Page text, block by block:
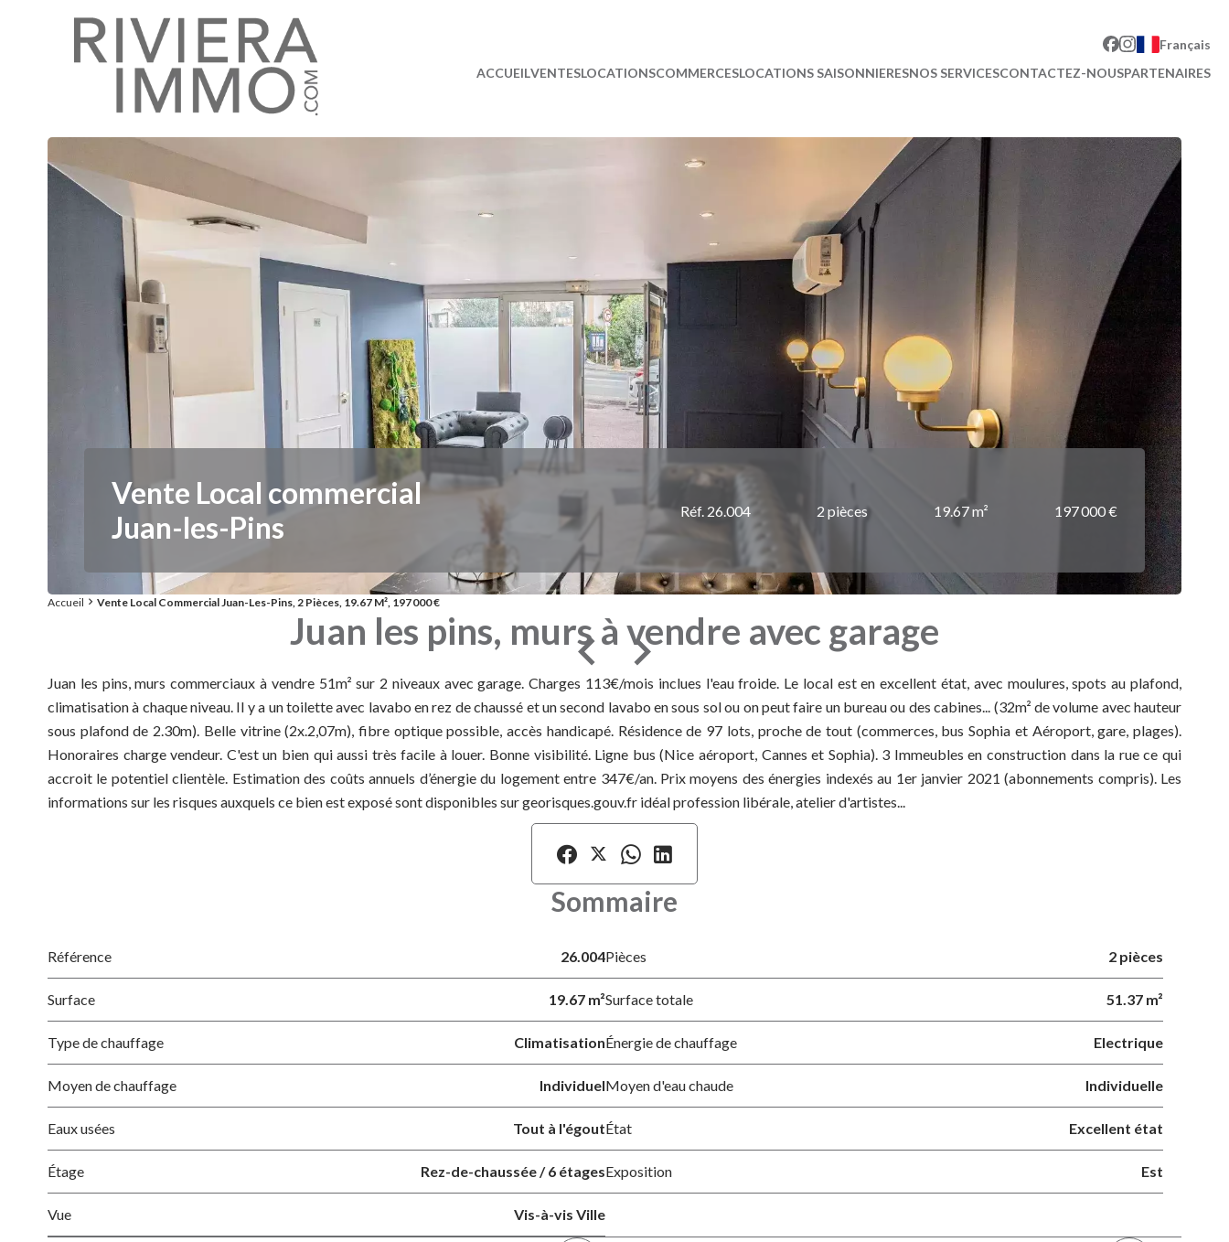
Français
ACCUEILVENTESLOCATIONSCOMMERCESLOCATIONS SAISONNIERESNOS SERVICESCONTACTEZ-NOUSPARTENAIRES
Vente Local commercial
Juan-les-Pins
Réf. 26.004 2 pièces 19.67 m² 197 000 €
Accueil Vente Local Commercial Juan-Les-Pins, 2 Pièces, 19.67 M², 197 000 €
Juan les pins, murs à vendre avec garage
Juan les pins, murs commerciaux à vendre 51m² sur 2 niveaux avec garage. Charges 113€/mois inclues l'eau froide. Le local est en excellent état, avec moulures, spots au plafond,
climatisation à chaque niveau. Il y a un toilette avec lavabo en rez de chaussé et un second lavabo en sous sol ou on peut faire un bureau ou des cabines... (32m² de volume avec hauteur
sous plafond de 2.30m). Belle vitrine (2x.2,07m), fibre optique possible, accès handicapé. Résidence de 97 lots, proche de tout (commerces, bus Sophia et Aéroport, gare, plages).
Honoraires charge vendeur. C'est un bien qui aussi très facile à louer. Bonne visibilité. Ligne bus (Nice aéroport, Cannes et Sophia). 3 Immeubles en construction dans la rue ce qui
accroit le potentiel clientèle. Estimation des coûts annuels d’énergie du logement entre 347€/an. Prix moyens des énergies indexés au 1er janvier 2021 (abonnements compris). Les
informations sur les risques auxquels ce bien est exposé sont disponibles sur georisques.gouv.fr idéal profession libérale, atelier d'artistes...
Sommaire
Référence 26.004Pièces 2 pièces
Surface 19.67 m²Surface totale 51.37 m²
Type de chauffage ClimatisationÉnergie de chauffage Electrique
Moyen de chauffage IndividuelMoyen d'eau chaude Individuelle
Eaux usées Tout à l'égoutÉtat Excellent état
Étage Rez-de-chaussée / 6 étagesExposition Est
Vue Vis-à-vis Ville